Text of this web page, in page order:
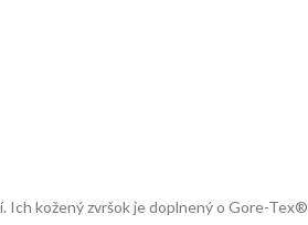
Ich kožený zvršok je doplnený o Gore-Tex®